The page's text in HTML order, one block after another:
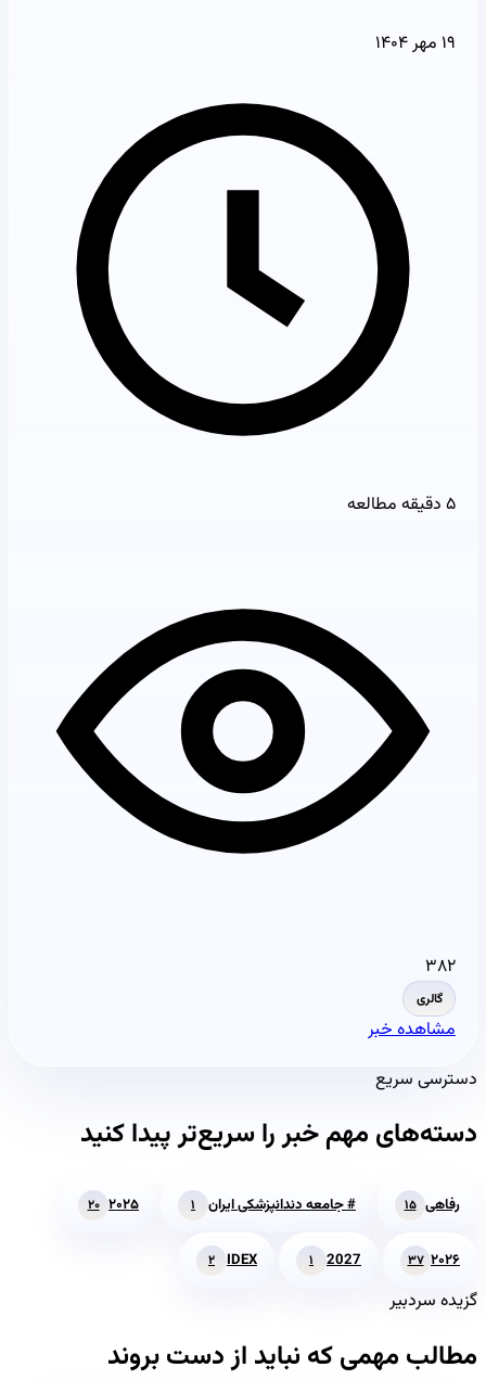
۱۹ مهر ۱۴۰۴
۵ دقیقه مطالعه
۳۸۲
گالری
مشاهده خبر
دسترسی سریع
دسته‌های مهم خبر را سریع‌تر پیدا کنید
رفاهی ۱۵ # جامعه دندانپزشکی ایران ۱ ۲۰۲۵ ۲۰
۲۰۲۶ ۳۷ 2027 ۱ IDEX ۲
گزیده سردبیر
مطالب مهمی که نباید از دست بروند